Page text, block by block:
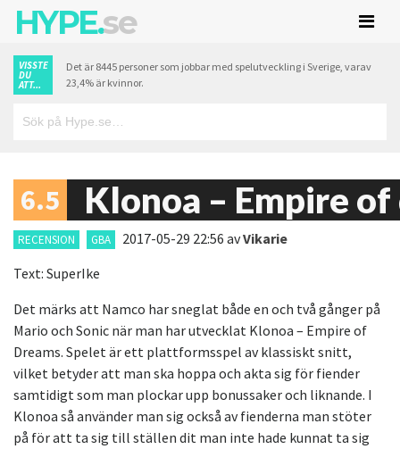
HYPE.se
VISSTE
DU
ATT...
Det är 8445 personer som jobbar med spelutveckling i Sverige, varav
23,4% är kvinnor.
6.5 Klonoa – Empire
RECENSION GBA 2017-05-29 22:56 avVikarie
Text: SuperIke
Det märks att Namco har sneglat både en och två gånger på
Mario och Sonic när man har utvecklat Klonoa – Empire of
Dreams. Spelet är ett plattformsspel av klassiskt snitt,
vilket betyder att man ska hoppa och akta sig för fiender
samtidigt som man plockar upp bonussaker och liknande. I
Klonoa så använder man sig också av fienderna man stöter
på för att ta sig till ställen dit man inte hade kunnat ta sig